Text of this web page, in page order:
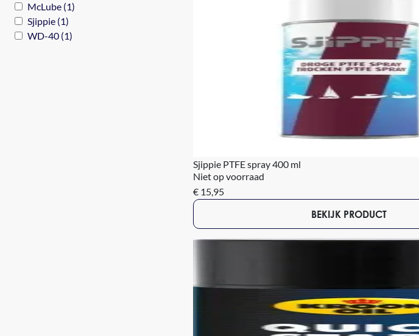
McLube (1)
Sjippie (1)
WD-40 (1)
Sjippie PTFE spray 400 ml
Niet op voorraad
€ 15,95
BEKIJK PRODUCT